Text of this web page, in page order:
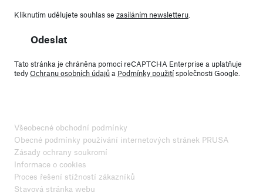
Kliknutím udělujete souhlas se zasíláním newsletteru
Odeslat
Tato stránka je chráněna pomocí reCAPTCHA Enterprise a uplatňuje
tedyOchranu osobních údajůa Podmínky použitíspolečnosti Google.
Všeobecné obchodní podmínky
Obecné podmínky používání internetových stránek PRUSA
Zásady ochrany soukromí
Informace o cookies
Proces řešení stížností zákazníků
Stavová stránka webu